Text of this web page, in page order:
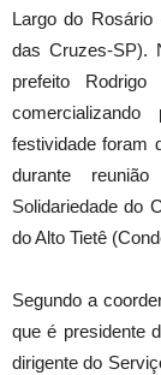
Largo do
das Cruzes-SP).
prefeito
festividade foram
durante
Solidariedade do
do Alto Tietê
Segundo a
que é presidente
dirigente do